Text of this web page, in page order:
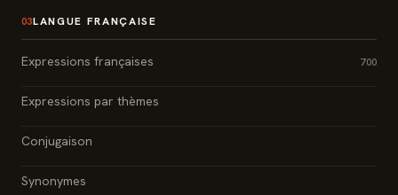
03LANGUE FRANÇAISE
Expressions françaises 700
Expressions par thèmes
Conjugaison
Synonymes